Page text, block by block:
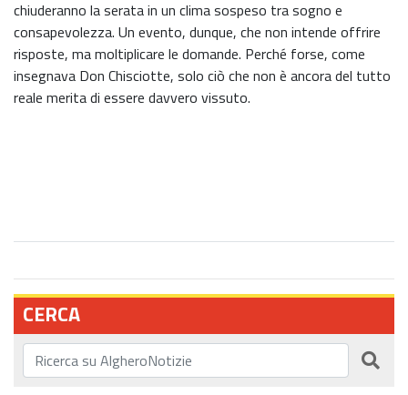
chiuderanno la serata in un clima sospeso tra sogno e
consapevolezza. Un evento, dunque, che non intende offrire
risposte, ma moltiplicare le domande. Perché forse, come
insegnava Don Chisciotte, solo ciò che non è ancora del tutto
reale merita di essere davvero vissuto.
CERCA